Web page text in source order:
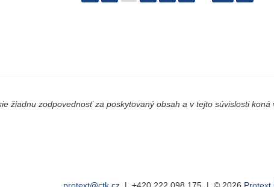
žiadnu zodpovednosť za poskytovaný obsah a v tejto súvislosti
protext@ctk.cz| +420 222 098 175| © 2026 Protext